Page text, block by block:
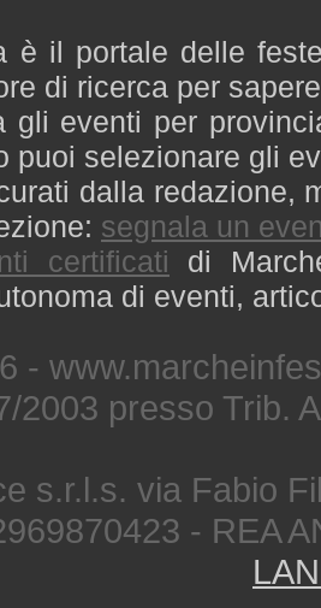
è il portale delle
di ricerca per
gli eventi per
puoi selezionare gli
dalla redazione,
segnala un
certificati di
di eventi,
-
2003 presso Trib.
s.r.l.s. via Fabio
- REA